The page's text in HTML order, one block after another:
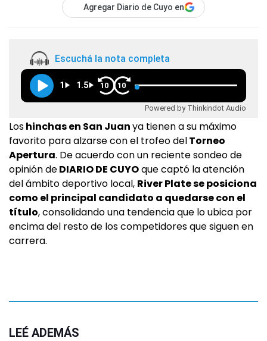
Agregar Diario de Cuyo en
Escuchá la nota completa
1 1.5 10 10
Powered by Thinkindot Audio
Loshinchas en San Juanya tienen a su máximo
favorito para alzarse con el trofeo delTorneo
Apertura. De acuerdo con un reciente sondeo de
opinión deDIARIO DE CUYOque captó la atención
del ámbito deportivo local, River Plate se posiciona
como el principal candidato a quedarse con el
título, consolidando una tendencia que lo ubica por
encima del resto de los competidores que siguen en
carrera.
LEÉ ADEMÁS